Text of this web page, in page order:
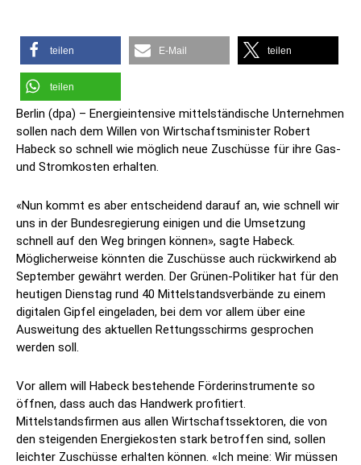
teilen E-Mail teilen
teilen
Berlin (dpa) – Energieintensive mittelständische Unternehmen
sollen nach dem Willen von Wirtschaftsminister Robert
Habeck so schnell wie möglich neue Zuschüsse für ihre Gas-
und Stromkosten erhalten.
«Nun kommt es aber entscheidend darauf an, wie schnell wir
uns in der Bundesregierung einigen und die Umsetzung
schnell auf den Weg bringen können», sagte Habeck.
Möglicherweise könnten die Zuschüsse auch rückwirkend ab
September gewährt werden. Der Grünen-Politiker hat für den
heutigen Dienstag rund 40 Mittelstandsverbände zu einem
digitalen Gipfel eingeladen, bei dem vor allem über eine
Ausweitung des aktuellen Rettungsschirms gesprochen
werden soll.
Vor allem will Habeck bestehende Förderinstrumente so
öffnen, dass auch das Handwerk profitiert.
Mittelstandsfirmen aus allen Wirtschaftssektoren, die von
den steigenden Energiekosten stark betroffen sind, sollen
leichter Zuschüsse erhalten können. «Ich meine: Wir müssen